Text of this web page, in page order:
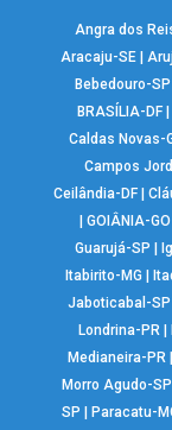
Angra dos
Aracaju-SE |
Bebedouro-SP
BRASÍLIA-DF|
Caldas Novas-
Campos
Ceilândia-DF|
GOIÂNIA-GO
Guarujá-SP
Itabirito-MG
Jaboticabal-SP
Londrina-PR|
Medianeira-PR
Morro Agudo-SP
SP
Paracatu-